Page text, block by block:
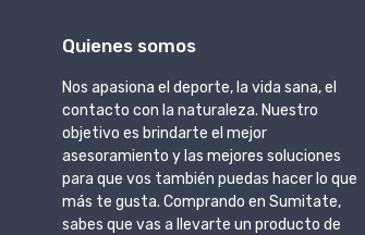
Quienes somos
Nos apasiona el deporte, la vida sana, el
contacto con la naturaleza. Nuestro
objetivo es brindarte el mejor
asesoramiento y las mejores soluciones
para que vos también puedas hacer lo que
más te gusta. Comprando en Sumitate,
sabes que vas a llevarte un producto de